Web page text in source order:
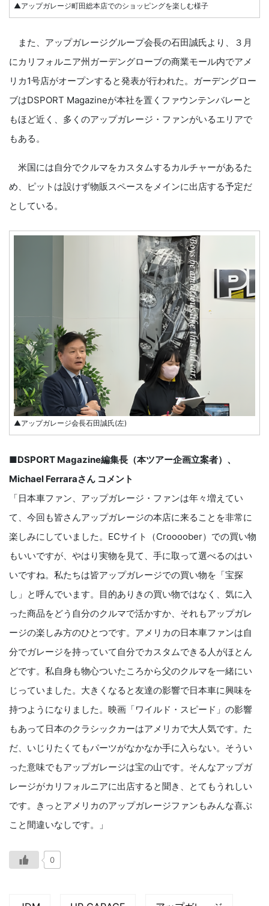
▲アップガレージ町田総本店でのショッピングを楽しむ様子
また、アップガレージグループ会長の石田誠氏より、３月
にカリフォルニア州ガーデングローブの商業モール内でアメ
リカ1号店がオープンすると発表が行われた。ガーデングロー
ブはDSPORT Magazineが本社を置くファウンテンバレーと
もほど近く、多くのアップガレージ・ファンがいるエリアで
もある。
米国には自分でクルマをカスタムするカルチャーがあるた
め、ピットは設けず物販スペースをメインに出店する予定だ
としている。
▲アップガレージ会長石田誠氏(左)
■DSPORT Magazine編集長（本ツアー企画立案者）、
Michael Ferraraさん コメント
「日本車ファン、アップガレージ・ファンは年々増えてい
て、今回も皆さんアップガレージの本店に来ることを非常に
楽しみにしていました。ECサイト（Croooober）での買い物
もいいですが、やはり実物を見て、手に取って選べるのはい
いですね。私たちは皆アップガレージでの買い物を「宝探
し」と呼んでいます。目的ありきの買い物ではなく、気に入
った商品をどう自分のクルマで活かすか、それもアップガレ
ージの楽しみ方のひとつです。アメリカの日本車ファンは自
分でガレージを持っていて自分でカスタムできる人がほとん
どです。私自身も物心ついたころから父のクルマを一緒にい
じっていました。大きくなると友達の影響で日本車に興味を
持つようになりました。映画「ワイルド・スピード」の影響
もあって日本のクラシックカーはアメリカで大人気です。た
だ、いじりたくてもパーツがなかなか手に入らない。そうい
った意味でもアップガレージは宝の山です。そんなアップガ
レージがカリフォルニアに出店すると聞き、とてもうれしい
です。きっとアメリカのアップガレージファンもみんな喜ぶ
こと間違いなしです。」
0